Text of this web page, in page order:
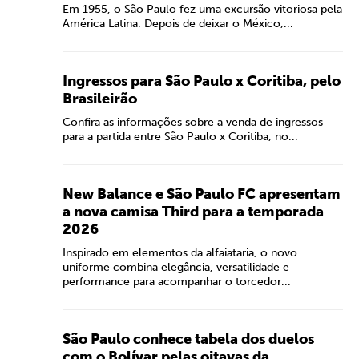
Em 1955, o São Paulo fez uma excursão vitoriosa pela
América Latina. Depois de deixar o México,...
Ingressos para São Paulo x Coritiba, pelo
Brasileirão
Confira as informações sobre a venda de ingressos
para a partida entre São Paulo x Coritiba, no...
New Balance e São Paulo FC apresentam
a nova camisa Third para a temporada
2026
Inspirado em elementos da alfaiataria, o novo
uniforme combina elegância, versatilidade e
performance para acompanhar o torcedor...
São Paulo conhece tabela dos duelos